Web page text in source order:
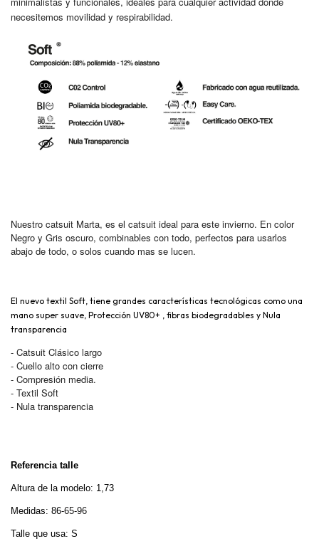
necesitemos movilidad y respirabilidad.
Nuestro catsuit Marta, es el catsuit ideal para este invierno. En color
Negro y Gris oscuro, combinables con todo, perfectos para usarlos
abajo de todo, o solos cuando mas se lucen.
El nuevo textil Soft, tiene grandes características tecnológicas como una
mano super suave, Protección UV80+ , fibras biodegradables y Nula
transparencia
- Catsuit Clásico largo
- Cuello alto con cierre
- Compresión media.
- Textil Soft
- Nula transparencia
Referencia talle
Altura de la modelo: 1,73
Medidas: 86-65-96
Talle que usa: S